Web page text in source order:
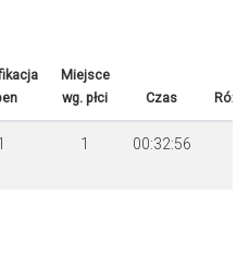
Miejsce
wg. płci
Czas
1 00:32:56